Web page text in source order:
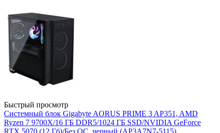
Быстрый просмотр
Системный блок Gigabyte AORUS PRIME 3 AP351, AMD
Ryzen 7 9700X/16 ГБ DDR5/1024 ГБ SSD/NVIDIA GeForce
RTX 5070 (12 Гб)/Без ОС, черный (AP3A7N7-5115)